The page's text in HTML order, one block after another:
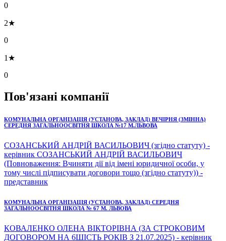
0
2★
0
1★
0
Пов'язані компанії
КОМУНАЛЬНА ОРГАНІЗАЦІЯ (УСТАНОВА, ЗАКЛАД) ВЕЧІРНЯ (ЗМІННА)
СЕРЕДНЯ ЗАГАЛЬНООСВІТНЯ ШКОЛА №17 М.ЛЬВОВА
СОЗАНСЬКИЙ АНДРІЙ ВАСИЛЬОВИЧ (згідно статуту) -
керівник СОЗАНСЬКИЙ АНДРІЙ ВАСИЛЬОВИЧ
(Повноваження: Вчиняти дії від імені юридичної особи, у
тому числі підписувати договори тощо (згідно статуту)) -
представник
КОМУНАЛЬНА ОРГАНІЗАЦІЯ (УСТАНОВА, ЗАКЛАД) СЕРЕДНЯ
ЗАГАЛЬНООСВІТНЯ ШКОЛА № 67 М. ЛЬВОВА
КОВАЛЕНКО ОЛЕНА ВІКТОРІВНА (ЗА СТРОКОВИМ
ДОГОВОРОМ НА 6ШІСТЬ РОКІВ З 21.07.2025) - керівник